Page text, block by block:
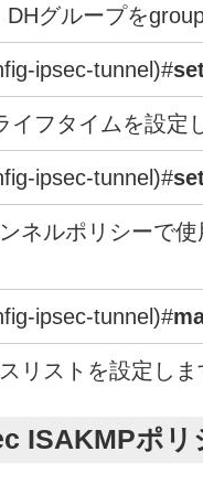
DHグループを
ipsec-tunnel)#
イフタイムを設定
ipsec-tunnel)#
ネルポリシーで
ipsec-tunnel)#
リストを設定しま
ISAKMPポリ